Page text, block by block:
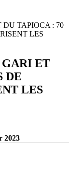
DU TAPIOCA : 70
LES
GARI ET
DE
LES
2023